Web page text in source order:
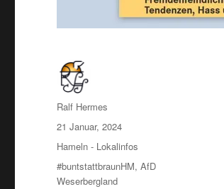
Autor
Ralf Hermes
Veröffentlicht
am
21 Januar, 2024
Kategorien
Hameln - Lokalinfos
Schlagwörter
#buntstattbraunHM,AfD
Weserbergland